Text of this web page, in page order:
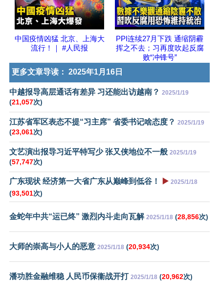
中国疫情凶猛 北京、上海大
流行！｜ #人民报
PPI连续27月下跌 通缩阴霾
挥之不去；习再度吹起反腐
败“冲锋号”
更多文章导读： 2025年1月16日
中越报导高层通话有差异 习还能出访越南？ 2025/1/19
(21,057次)
江苏省军区表态不提“习主席” 省委书记啥态度？ 2025/1/19
(23,061次)
文艺演出报导习近平特写少 张又侠地位不一般 2025/1/19
(57,747次)
广东现状 经济第一大省广东从巅峰到低谷！ ▶️ 2025/1/18
(93,501次)
金蛇年中共“运已终” 激烈内斗走向瓦解 2025/1/18 (28,856次)
大师的崇高与小人的恶意 2025/1/18 (20,934次)
潘功胜金融维稳 人民币保衞战开打 2025/1/18 (20,962次)